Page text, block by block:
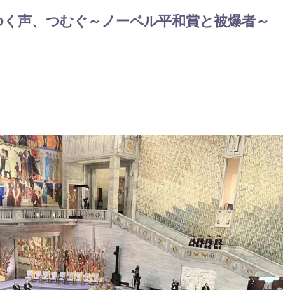
く声、つむぐ～ノーベル平和賞と被爆者～